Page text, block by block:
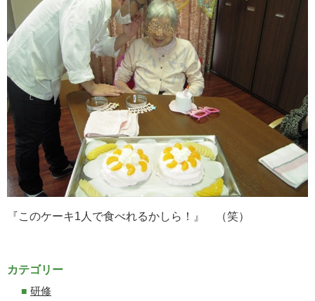
『このケーキ1人で食べれるかしら！』 （笑）
カテゴリー
研修